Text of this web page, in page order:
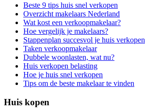
Beste 9 tips huis snel verkopen
Overzicht makelaars Nederland
Wat kost een verkoopmakelaar?
Hoe vergelijk je makelaars?
Stappenplan succesvol je huis verkopen
Taken verkoopmakelaar
Dubbele woonlasten, wat nu?
Huis verkopen belasting
Hoe je huis snel verkopen
Tips om de beste makelaar te vinden
Huis kopen